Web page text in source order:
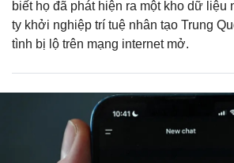
biết họ đã phát hiện ra một kho dữ liệu
ty khởi nghiệp trí tuệ nhân tạo Trung
tình bị lộ trên mạng internet mở.